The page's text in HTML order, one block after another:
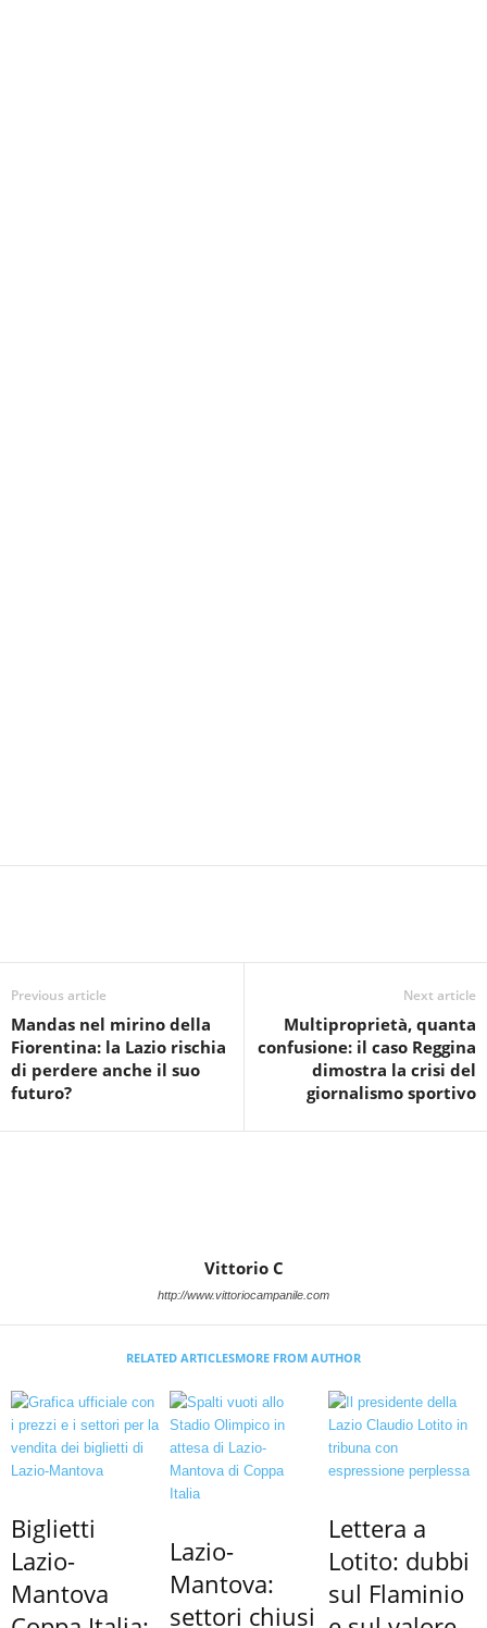
Previous article
Mandas nel mirino della
Fiorentina: la Lazio rischia
di perdere anche il suo
futuro?
Next article
Multiproprietà, quanta
confusione: il caso Reggina
dimostra la crisi del
giornalismo sportivo
Vittorio C
http://www.vittoriocampanile.com
RELATED ARTICLESMORE FROM AUTHOR
Biglietti
Lazio-
Mantova
Lazio-
Mantova:
settori chiusi
Lettera a
Lotito: dubbi
sul Flaminio